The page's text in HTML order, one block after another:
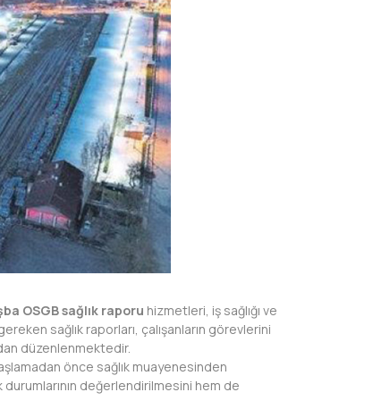
OSGB sağlık raporu hizmetleri, iş sağlığı ve
sağlık raporları, çalışanların görevlerini
düzenlenmektedir.
önce sağlık muayenesinden
durumlarının değerlendirilmesini hem de